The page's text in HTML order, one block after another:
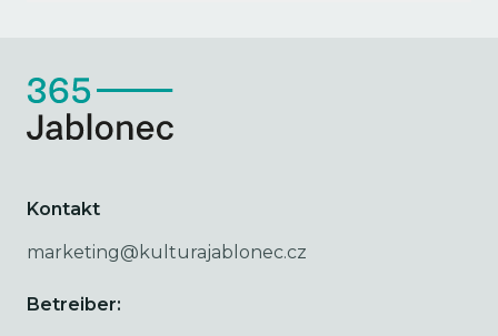
Kontakt
marketing@kulturajablonec.cz
Betreiber: